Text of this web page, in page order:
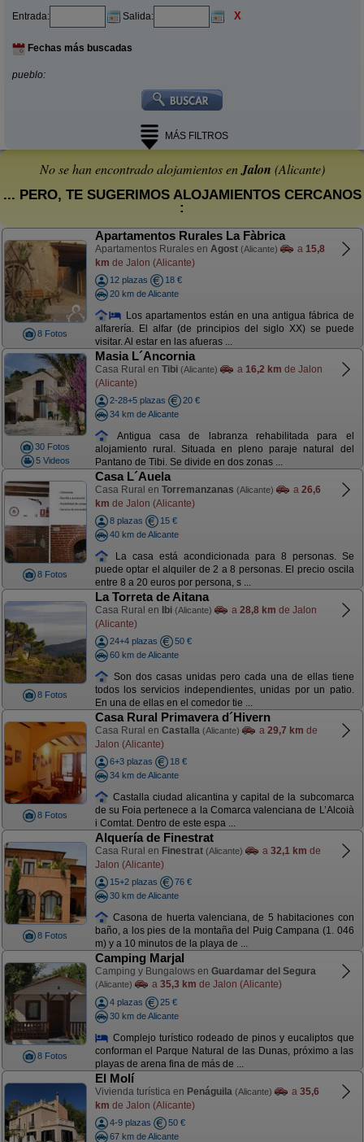
Entrada: Salida: X
Fechas más buscadas
pueblo:
MÁS FILTROS
No se han encontrado alojamientos enJalon (Alicante)
... PERO, TE SUGERIMOS ALOJAMIENTOS CERCANOS
:
8 Fotos
Apartamentos Rurales La Fàbrica
Apartamentos Rurales en Agost (Alicante) a 15,8
km de Jalon (Alicante)
12 plazas
18 €
20 km de Alicante
Los apartamentos están en una antigua fábrica de
alfarería. El alfar (de principios del siglo XX) se puede
visitar. Al estar en las afueras ...
30 Fotos
5 Videos
Masia L´Ancornia
Casa Rural en Tibi (Alicante) a 16,2 km de Jalon
(Alicante)
2-28+5 plazas
20 €
34 km de Alicante
Antigua casa de labranza rehabilitada para el
alojamiento rural. Situada en pleno paraje natural del
Pantano de Tibi. Se divide en dos zonas ...
8 Fotos
Casa L´Auela
Casa Rural en Torremanzanas (Alicante) a 26,6
km de Jalon (Alicante)
8 plazas
15 €
40 km de Alicante
La casa está acondicionada para 8 personas. Se
puede optar el alquiler de 2 a 8 personas. El precio oscila
entre 8 a 20 euros por persona, s ...
8 Fotos
La Torreta de Aitana
Casa Rural en Ibi (Alicante) a 28,8 km de Jalon
(Alicante)
24+4 plazas
50 €
60 km de Alicante
Son dos casas unidas pero cada una de ellas tiene
todos los servicios independientes, unidas por un patio.
En una de ellas en el comedor tie ...
8 Fotos
Casa Rural Primavera d´Hivern
Casa Rural en Castalla (Alicante) a 29,7 km de
Jalon (Alicante)
6+3 plazas
18 €
34 km de Alicante
Castalla ciudad alicantina y capital de la subcomarca
de su Foia pertenece a la Comarca valenciana de L’Alcoià
i Comtat. Dentro de este espa ...
8 Fotos
Alquería de Finestrat
Casa Rural en Finestrat (Alicante) a 32,1 km de
Jalon (Alicante)
15+2 plazas
76 €
30 km de Alicante
Casona de huerta valenciana, de 5 habitaciones con
baño, a los pies de la montaña del Puig Campana (1. 046
m) y a 10 minutos de la playa de ...
8 Fotos
Camping Marjal
Camping y Bungalows en Guardamar del Segura
(Alicante) a 35,3 km de Jalon (Alicante)
4 plazas
25 €
30 km de Alicante
Complejo turístico rodeado de pinos y eucaliptos que
conforman el Parque Natural de las Dunas, próximo a las
playas de arena fina de más de ...
El Molí
Vivienda turística en Penáguila (Alicante) a 35,6
km de Jalon (Alicante)
4-9 plazas
50 €
67 km de Alicante